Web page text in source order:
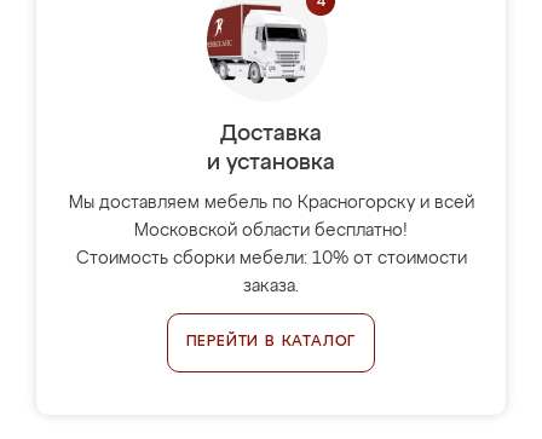
Доставка
и установка
Мы доставляем мебель по Красногорску и всей
Московской области бесплатно!
Стоимость сборки мебели: 10% от стоимости
заказа.
ПЕРЕЙТИ В КАТАЛОГ